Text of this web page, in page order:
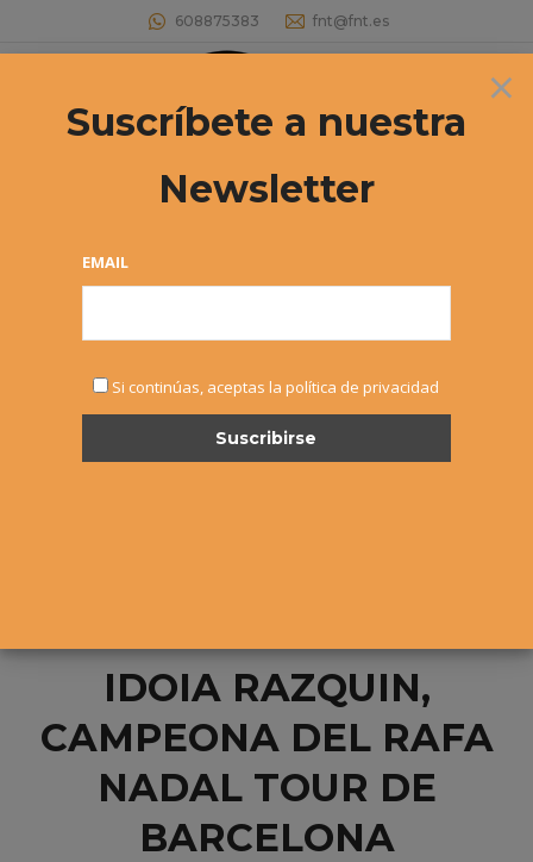
608875383 fnt@fnt.es
Buscar:
IDOIA RAZQUIN,
CAMPEONA DEL RAFA
NADAL TOUR DE
BARCELONA
×
Suscríbete a nuestra
Newsletter
EMAIL
Si continúas, aceptas la política de privacidad